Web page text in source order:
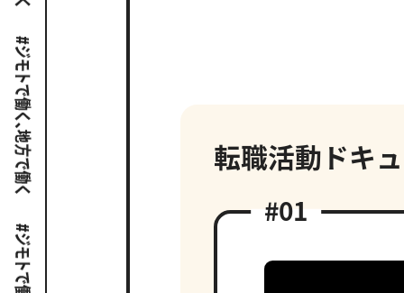
転職活動ドキ
#01